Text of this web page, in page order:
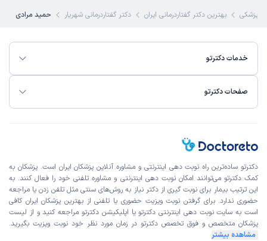
پزشکی بهترین دکتر گفتاردرمانی ایران دکتر گفتاردرمانی شهریار حمید مرادی
خدمات دکترتو
صفحات دکترتو
دکترتو ساده‌ترین راه نوبت‌ دهی اینترنتی و مشاوره آنلاین پزشکان ایران است. پزشکان به
کمک دکترتو می‌توانند امکان نوبت دهی اینترنتی و مشاوره تلفنی خود را فعال کنند. به
این ترتیب بیمار برای نوبت گیری از دکتر نیاز به روش‌های سنتی مثل تلفن زدن یا مراجعه
حضوری ندارد. برای گرفتن نوبت ویزیت حضوری یا تلفنی از بهترین پزشکان ایران کافی
است به سایت نوبت دهی اینترنتی دکترتو یا اپلیکیشن دکترتو مراجعه کنید و از لیست
پزشکان متخصص و فوق تخصص دکترتو در زمان مورد نظر خود نوبت ویزیت بگیرید.
مشاهده بیشتر